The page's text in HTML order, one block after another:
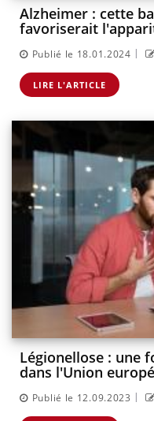
Alzheimer : cette
favoriserait
Publié le 18.01.2024 |
LIRE L'ARTICLE
Légionellose : une
dans l'Union
Publié le 12.09.2023 |